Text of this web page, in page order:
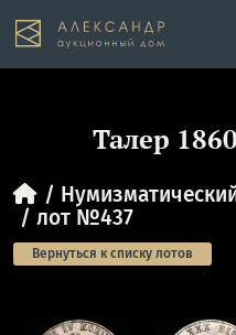
Талер
лот №437
Вернуться к списку лотов